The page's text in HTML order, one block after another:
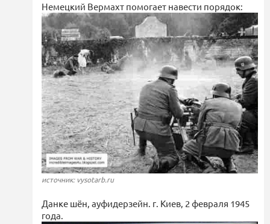
Немецкий Вермахт помогает навести порядок:
источник: vysotarb.ru
Данке шён, ауфидерзейн. г. Киев, 2 февраля 1945
года.